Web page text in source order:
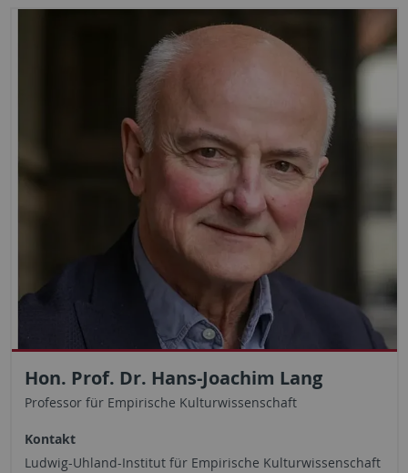
Hon. Prof. Dr. Hans-Joachim Lang
Professor für Empirische Kulturwissenschaft
Kontakt
Ludwig-Uhland-Institut für Empirische Kulturwissenschaft